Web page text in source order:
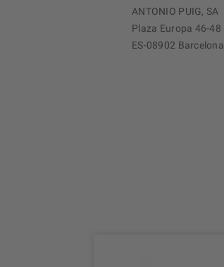
ANTONIO PUIG, SA
Plaza Europa 46-48
ES-08902 Barcelona